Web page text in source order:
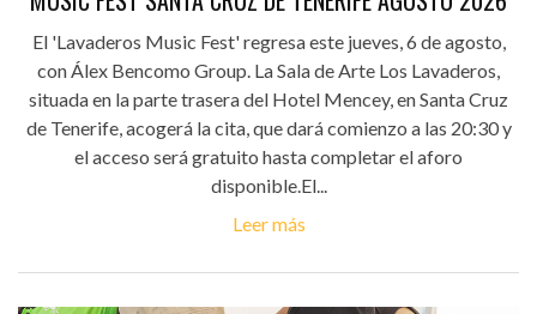
El 'Lavaderos Music Fest' regresa este jueves, 6 de agosto,
con Álex Bencomo Group. La Sala de Arte Los Lavaderos,
situada en la parte trasera del Hotel Mencey, en Santa Cruz
de Tenerife, acogerá la cita, que dará comienzo a las 20:30 y
el acceso será gratuito hasta completar el aforo
disponible.El...
Leer más